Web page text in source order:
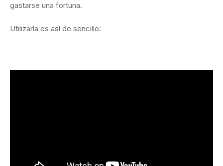
gastarse una fortuna.
Utilizarla es así de sencillo: